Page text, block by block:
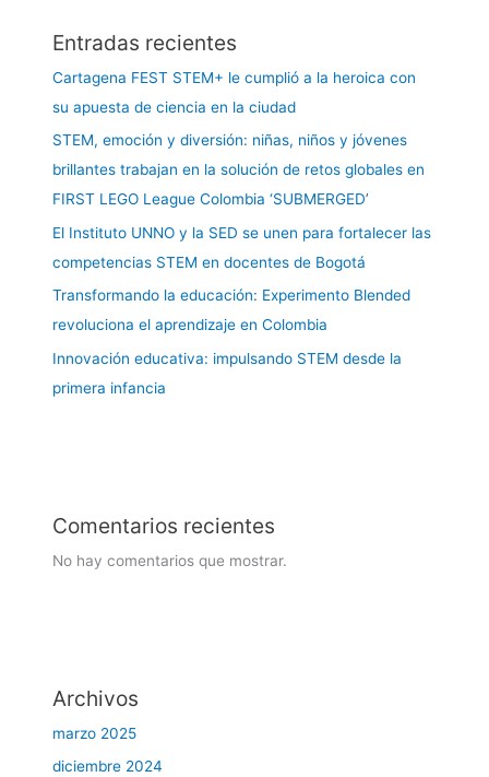
Entradas recientes
Cartagena FEST STEM+ le cumplió a la heroica con
su apuesta de ciencia en la ciudad
STEM, emoción y diversión: niñas, niños y jóvenes
brillantes trabajan en la solución de retos globales en
FIRST LEGO League Colombia ‘SUBMERGED’
El Instituto UNNO y la SED se unen para fortalecer las
competencias STEM en docentes de Bogotá
Transformando la educación: Experimento Blended
revoluciona el aprendizaje en Colombia
Innovación educativa: impulsando STEM desde la
primera infancia
Comentarios recientes
No hay comentarios que mostrar.
Archivos
marzo 2025
diciembre 2024